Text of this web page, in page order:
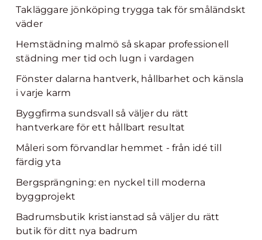
Takläggare jönköping trygga tak för småländskt
väder
Hemstädning malmö så skapar professionell
städning mer tid och lugn i vardagen
Fönster dalarna hantverk, hållbarhet och känsla
i varje karm
Byggfirma sundsvall så väljer du rätt
hantverkare för ett hållbart resultat
Måleri som förvandlar hemmet - från idé till
färdig yta
Bergsprängning: en nyckel till moderna
byggprojekt
Badrumsbutik kristianstad så väljer du rätt
butik för ditt nya badrum